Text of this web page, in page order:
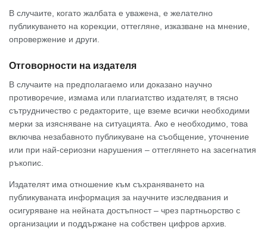
В случаите, когато жалбата е уважена, е желателно
публикуването на корекции, оттегляне, изказване на мнение,
опровержение и други.
Отговорности на издателя
В случаите на предполагаемо или доказано научно
противоречие, измама или плагиатство издателят, в тясно
сътрудничество с редакторите, ще вземе всички необходими
мерки за изясняване на ситуацията. Ако е необходимо, това
включва незабавното публикуване на съобщение, уточнение
или при най-сериозни нарушения – оттеглянето на засегнатия
ръкопис.
Издателят има отношение към съхраняването на
публикуваната информация за научните изследвания и
осигуряване на нейната достъпност – чрез партньорство с
организации и поддържане на собствен цифров архив.